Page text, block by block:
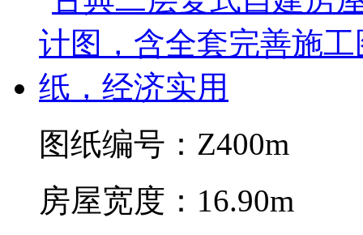
图纸编号：Z400m
房屋宽度：16.90m